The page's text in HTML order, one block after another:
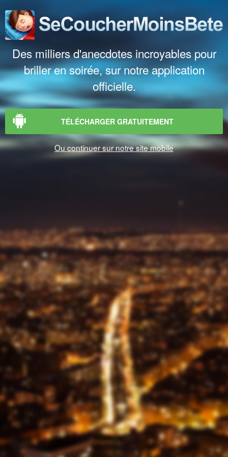
Des milliers d'anecdotes incroyables pour
briller en soirée, sur notre application
officielle.
TÉLÉCHARGER GRATUITEMENT
Ou continuer sur notre site mobile